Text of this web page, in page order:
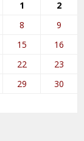
1
2
8
9
15
16
22
23
29
30